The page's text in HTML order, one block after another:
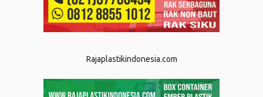
Rajaplastikindonesia.com